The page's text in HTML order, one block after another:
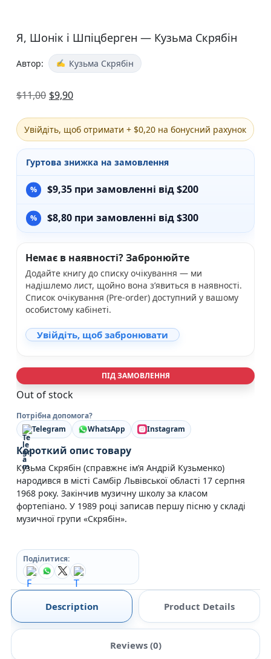
Я, Шонік і Шпіцберген — Кузьма Скрябін
Автор: Кузьма Скрябін
$11,00 $9,90
Увійдіть, щоб отримати + $0,20 на бонусний рахунок
Гуртова знижка на замовлення
$9,35 при замовленні від $200
$8,80 при замовленні від $300
Немає в наявності? Забронюйте
Додайте книгу до списку очікування — ми
надішлемо лист, щойно вона з’явиться в наявності.
Список очікування (Pre-order) доступний у вашому
особистому кабінеті.
Увійдіть, щоб забронювати
ПІД ЗАМОВЛЕННЯ
Out of stock
Потрібна допомога?
Telegram
WhatsApp Instagram
Короткий опис товару
Кузьма Скрябін (справжнє ім’я Андрій Кузьменко)
народився в місті Самбір Львівської області 17 серпня
1968 року. Закінчив музичну школу за класом
фортепіано. У 1989 році записав першу пісню у складі
музичної групи «Скрябін».
Поділитися:
Description Product Details
Reviews (0)